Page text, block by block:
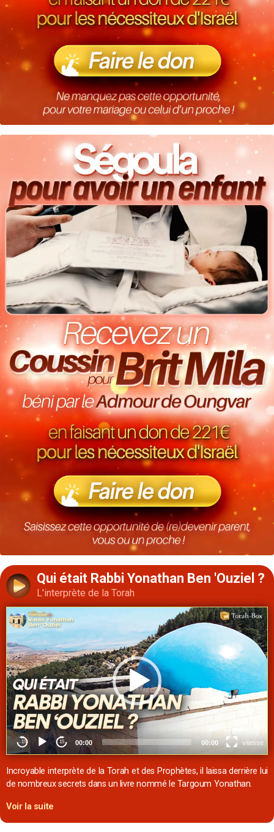
Qui était Rabbi Yonathan Ben 'Ouziel ?
L'interprète de la Torah
Incroyable interprète de la Torah et des Prophètes, il laissa derrière lui
de nombreux secrets dans un livre nommé le Targoum Yonathan.
Voir la suite